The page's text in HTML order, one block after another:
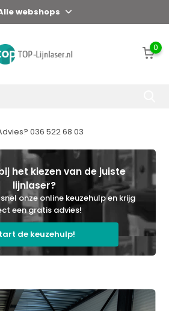
webshops
0
036 522 68 03
het kiezen van de juiste
lijnlaser?
onze online keuzehulp en krijg
een gratis advies!
de keuzehulp!